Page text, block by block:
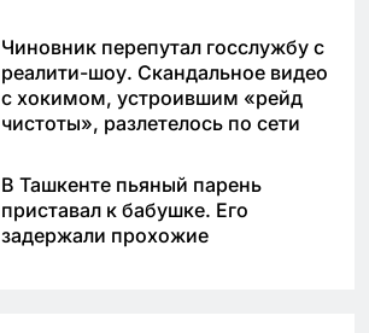
Чиновник перепутал госслужбу с
реалити-шоу. Скандальное видео
с хокимом, устроившим «рейд
чистоты», разлетелось по сети
В Ташкенте пьяный парень
приставал к бабушке. Его
задержали прохожие